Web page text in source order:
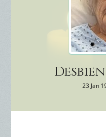
23 Jan